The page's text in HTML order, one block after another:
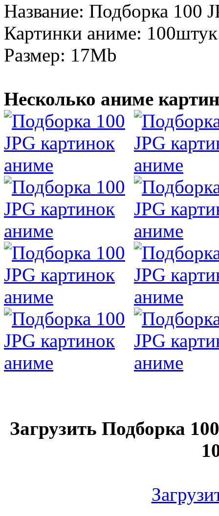
Название: Подборка 100
Картинки аниме:
Размер: 17Mb
Несколько аниме
Загрузить Подборка